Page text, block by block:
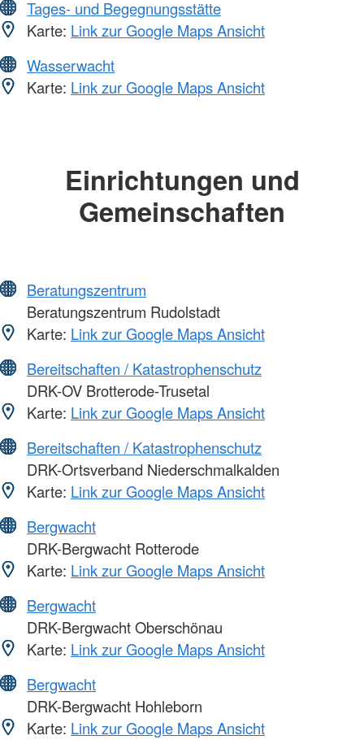
Tages- und Begegnungsstätte
Karte: Link zur Google Maps Ansicht
Wasserwacht
Karte: Link zur Google Maps Ansicht
Einrichtungen und
Gemeinschaften
Beratungszentrum
Beratungszentrum Rudolstadt
Karte: Link zur Google Maps Ansicht
Bereitschaften / Katastrophenschutz
DRK-OV Brotterode-Trusetal
Karte: Link zur Google Maps Ansicht
Bereitschaften / Katastrophenschutz
DRK-Ortsverband Niederschmalkalden
Karte: Link zur Google Maps Ansicht
Bergwacht
DRK-Bergwacht Rotterode
Karte: Link zur Google Maps Ansicht
Bergwacht
DRK-Bergwacht Oberschönau
Karte: Link zur Google Maps Ansicht
Bergwacht
DRK-Bergwacht Hohleborn
Karte: Link zur Google Maps Ansicht